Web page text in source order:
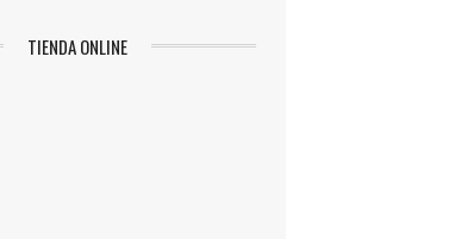
TIENDA ONLINE